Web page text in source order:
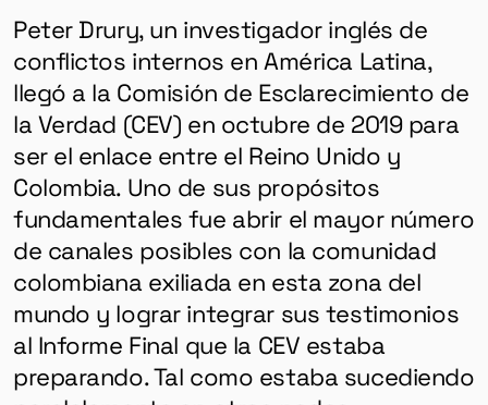
Peter Drury, un investigador inglés de
conflictos internos en América Latina,
llegó a la Comisión de Esclarecimiento de
la Verdad (CEV) en octubre de 2019 para
ser el enlace entre el Reino Unido y
Colombia. Uno de sus propósitos
fundamentales fue abrir el mayor número
de canales posibles con la comunidad
colombiana exiliada en esta zona del
mundo y lograr integrar sus testimonios
al Informe Final que la CEV estaba
preparando. Tal como estaba sucediendo